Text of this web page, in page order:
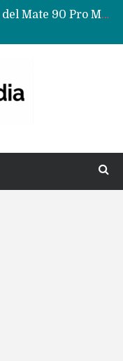
Nuevas filtraciones del Mate 90 Pro Max apuntan a potenciar las cámaras y pantalla OLED doble capa